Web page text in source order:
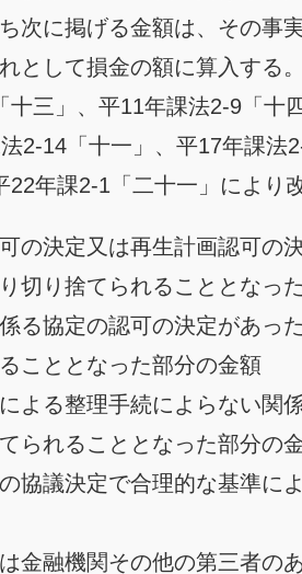
次に掲げる金額は、その事
として損金の額に算入する
十三」、平11年課法2-9「十
2-14「十一」、平17年課法
22年課2-1「二十一」により改
決定又は再生計画認可の
切り捨てられることとなっ
協定の認可の決定があっ
こととなった部分の金額
る整理手続によらない関
られることとなった部分の
協議決定で合理的な基準に
金融機関その他の第三者の